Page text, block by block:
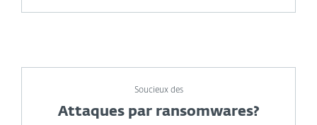
Soucieux des
Attaques par ransomwares?